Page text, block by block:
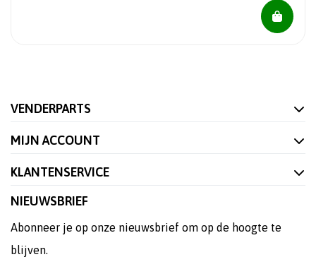
VENDERPARTS
MIJN ACCOUNT
KLANTENSERVICE
NIEUWSBRIEF
Abonneer je op onze nieuwsbrief om op de hoogte te
blijven.